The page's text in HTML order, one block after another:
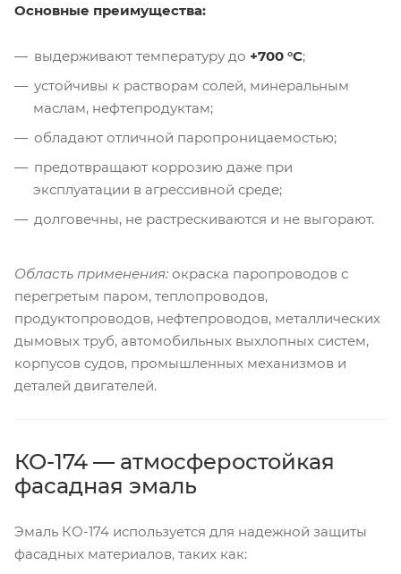
Основные преимущества:
выдерживают температуру до +700 °C;
устойчивы к растворам солей, минеральным
маслам, нефтепродуктам;
обладают отличной паропроницаемостью;
предотвращают коррозию даже при
эксплуатации в агрессивной среде;
долговечны, не растрескиваются и не выгорают.
Область применения: окраска паропроводов с
перегретым паром, теплопроводов,
продуктопроводов, нефтепроводов, металлических
дымовых труб, автомобильных выхлопных систем,
корпусов судов, промышленных механизмов и
деталей двигателей.
КО-174 — атмосферостойкая
фасадная эмаль
Эмаль КО-174 используется для надежной защиты
фасадных материалов, таких как: